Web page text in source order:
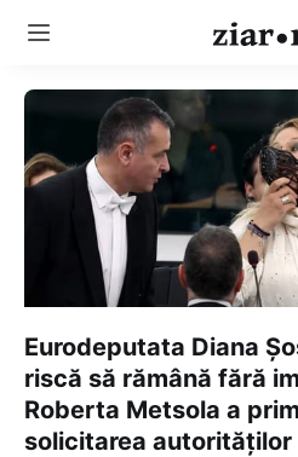
Eurodeputata Diana
riscă să rămână fără
Roberta Metsola a
solicitarea autorităților